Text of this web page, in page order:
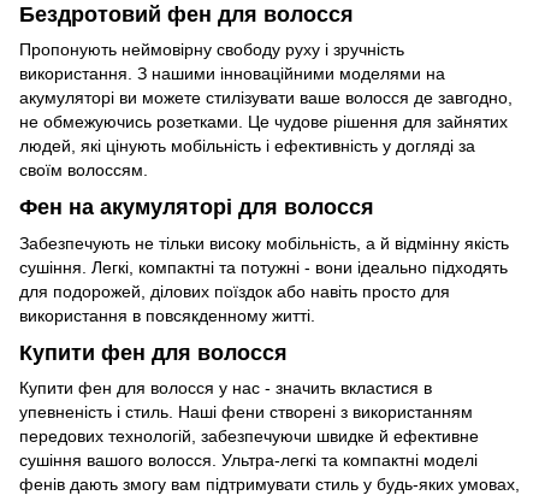
Бездротовий фен для волосся
Пропонують неймовірну свободу руху і зручність
використання. З нашими інноваційними моделями на
акумуляторі ви можете стилізувати ваше волосся де завгодно,
не обмежуючись розетками. Це чудове рішення для зайнятих
людей, які цінують мобільність і ефективність у догляді за
своїм волоссям.
Фен на акумуляторі для волосся
Забезпечують не тільки високу мобільність, а й відмінну якість
сушіння. Легкі, компактні та потужні - вони ідеально підходять
для подорожей, ділових поїздок або навіть просто для
використання в повсякденному житті.
Купити фен для волосся
Купити фен для волосся у нас - значить вкластися в
упевненість і стиль. Наші фени створені з використанням
передових технологій, забезпечуючи швидке й ефективне
сушіння вашого волосся. Ультра-легкі та компактні моделі
фенів дають змогу вам підтримувати стиль у будь-яких умовах,